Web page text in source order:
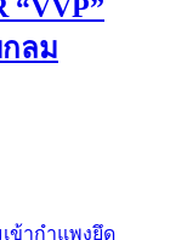
“VVP”
กลม
ข้ากำแพงยึด